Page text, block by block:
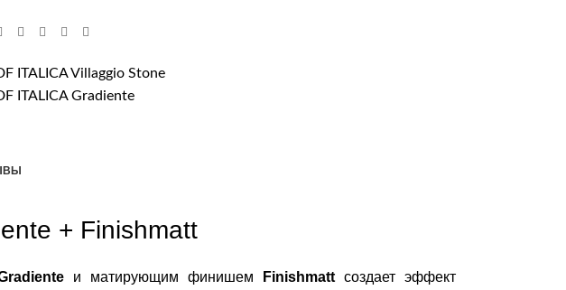
ITALICA Villaggio Stone
ITALICA Gradiente
+ Finishmatt
и матирующим финишем Finishmatt создает эффект